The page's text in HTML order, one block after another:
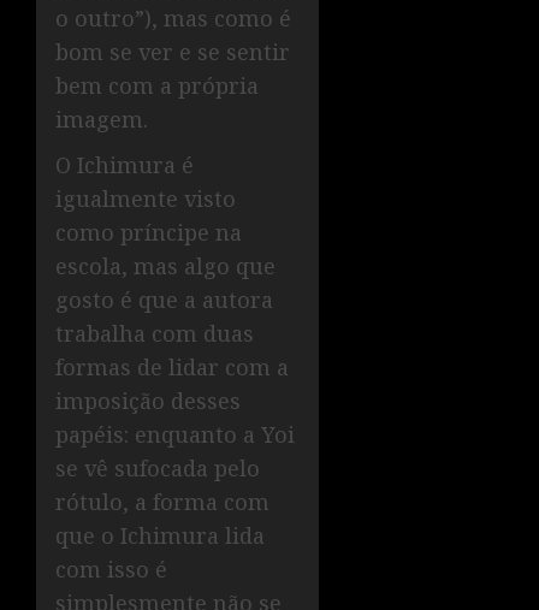
o outro”), mas como é
bom se ver e se sentir
bem com a própria
imagem.
O Ichimura é
igualmente visto
como príncipe na
escola, mas algo que
gosto é que a autora
trabalha com duas
formas de lidar com a
imposição desses
papéis: enquanto a Yoi
se vê sufocada pelo
rótulo, a forma com
que o Ichimura lida
com isso é
simplesmente não se